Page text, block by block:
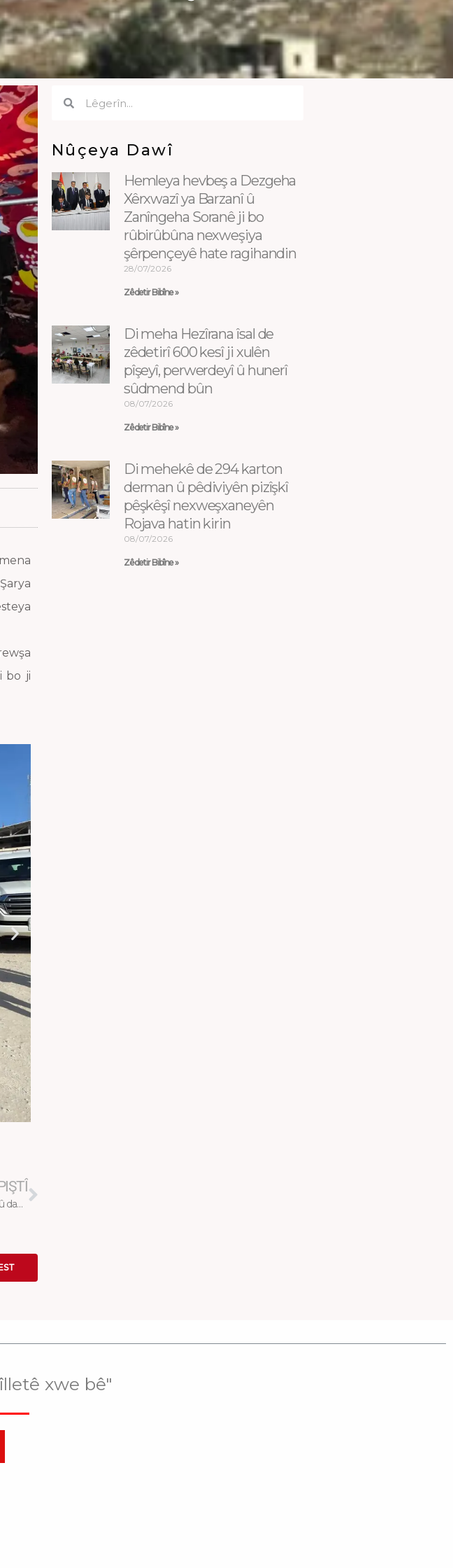
bo ji
Li meha remezana pîroz dabeşkirina paketên xorekê û danên xwarina germ berdewame
Nûçeya Dawî
Hemleya hevbeş a Dezgeha
Xêrxwazî ya Barzanî û
Zanîngeha Soranê ji bo
rûbirûbûna nexweşiya
şêrpençeyê hate ragihandin
28/07/2026
Zêdetir Bibîne »
Di meha Hezîrana îsal de
zêdetirî 600 kesî ji xulên
pîşeyî, perwerdeyî û hunerî
sûdmend bûn
08/07/2026
Zêdetir Bibîne »
Di mehekê de 294 karton
derman û pêdiviyên pizîşkî
pêşkêşî nexweşxaneyên
Rojava hatin kirin
08/07/2026
Zêdetir Bibîne »
xwe bê"